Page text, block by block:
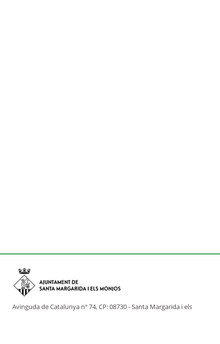
Avinguda de Catalunya nº 74, CP: 08730 - Santa Margarida i els